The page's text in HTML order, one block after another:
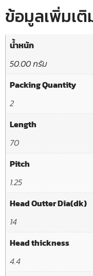
ข้อมูลเพิ่มเติ
น้ำหนัก
50.00 กรัม
Packing Quantity
2
Length
70
Pitch
1.25
Head Outter Dia(dk)
14
Head thickness
4.4